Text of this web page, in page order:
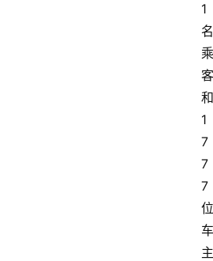
1
名
乘
客
和
1
7
7
7
位
车
主